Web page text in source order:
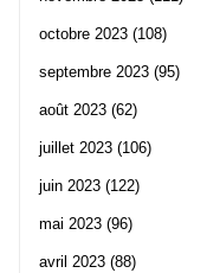
octobre 2023 (108)
septembre 2023 (95)
août 2023 (62)
juillet 2023 (106)
juin 2023 (122)
mai 2023 (96)
avril 2023 (88)